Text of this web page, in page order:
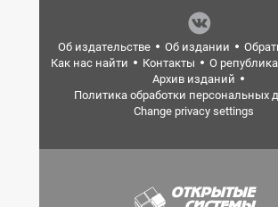
Об издательстве Об издании
Как нас найти
Контакты О
Архив изданий
Политика обработки персональных
Change privacy settings